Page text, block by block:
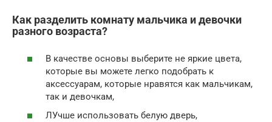
Как разделить комнату мальчика и девочки
разного возраста?
В качестве основы выберите не яркие цвета,
которые вы можете легко подобрать к
аксессуарам, которые нравятся как мальчикам,
так и девочкам,
ЛУчше использовать белую дверь,